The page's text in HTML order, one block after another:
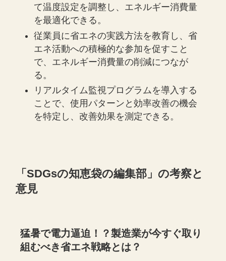
て温度設定を調整し、エネルギー消費量
を最適化できる。
従業員に省エネの実践方法を教育し、省
エネ活動への積極的な参加を促すこと
で、エネルギー消費量の削減につなが
る。
リアルタイム監視プログラムを導入する
ことで、使用パターンと効率改善の機会
を特定し、改善効果を測定できる。
「SDGsの知恵袋の編集部」の考察と
意見
猛暑で電力逼迫！？製造業が今すぐ取り
組むべき省エネ戦略とは？